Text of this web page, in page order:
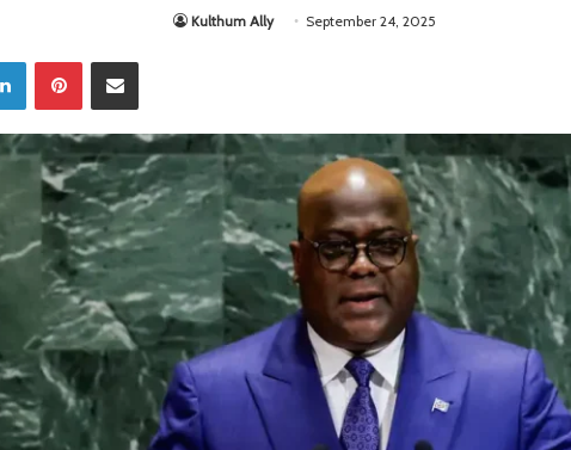
Kulthum Ally September 24, 2025
LinkedIn